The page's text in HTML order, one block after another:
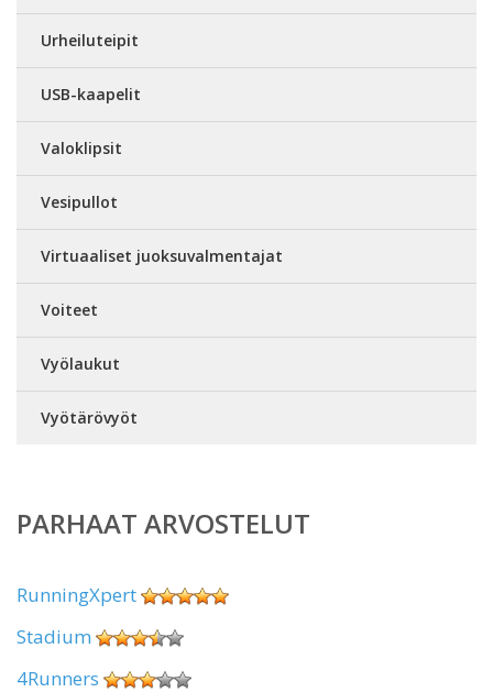
Urheiluteipit
USB-kaapelit
Valoklipsit
Vesipullot
Virtuaaliset juoksuvalmentajat
Voiteet
Vyölaukut
Vyötärövyöt
PARHAAT ARVOSTELUT
RunningXpert
Stadium
4Runners